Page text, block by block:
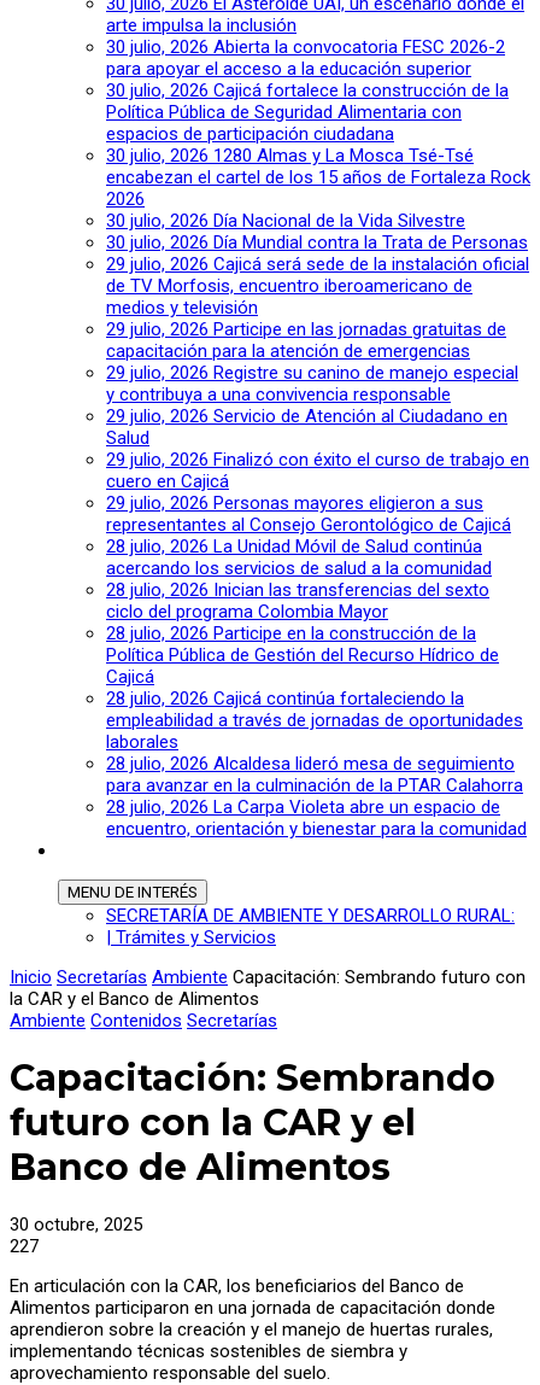
arte impulsa la inclusión
30 julio, 2026 Abierta la convocatoria FESC 2026-2
para apoyar el acceso a la educación superior
30 julio, 2026 Cajicá fortalece la construcción de la
Política Pública de Seguridad Alimentaria con
espacios de participación ciudadana
30 julio, 2026 1280 Almas y La Mosca Tsé-Tsé
encabezan el cartel de los 15 años de Fortaleza Rock
2026
30 julio, 2026 Día Nacional de la Vida Silvestre
30 julio, 2026 Día Mundial contra la Trata de Personas
29 julio, 2026 Cajicá será sede de la instalación oficial
de TV Morfosis, encuentro iberoamericano de
medios y televisión
29 julio, 2026 Participe en las jornadas gratuitas de
capacitación para la atención de emergencias
29 julio, 2026 Registre su canino de manejo especial
y contribuya a una convivencia responsable
29 julio, 2026 Servicio de Atención al Ciudadano en
Salud
29 julio, 2026 Finalizó con éxito el curso de trabajo en
cuero en Cajicá
29 julio, 2026 Personas mayores eligieron a sus
representantes al Consejo Gerontológico de Cajicá
28 julio, 2026 La Unidad Móvil de Salud continúa
acercando los servicios de salud a la comunidad
28 julio, 2026 Inician las transferencias del sexto
ciclo del programa Colombia Mayor
28 julio, 2026 Participe en la construcción de la
Política Pública de Gestión del Recurso Hídrico de
Cajicá
28 julio, 2026 Cajicá continúa fortaleciendo la
empleabilidad a través de jornadas de oportunidades
laborales
28 julio, 2026 Alcaldesa lideró mesa de seguimiento
para avanzar en la culminación de la PTAR Calahorra
28 julio, 2026 La Carpa Violeta abre un espacio de
encuentro, orientación y bienestar para la comunidad
MENU DE INTERÉS
SECRETARÍA DE AMBIENTE Y DESARROLLO RURAL:
| Trámites y Servicios
Inicio Secretarías Ambiente Capacitación: Sembrando futuro con
la CAR y el Banco de Alimentos
Ambiente Contenidos Secretarías
Capacitación: Sembrando
futuro con la CAR y el
Banco de Alimentos
30 octubre, 2025
227
En articulación con la CAR, los beneficiarios del Banco de
Alimentos participaron en una jornada de capacitación donde
aprendieron sobre la creación y el manejo de huertas rurales,
implementando técnicas sostenibles de siembra y
aprovechamiento responsable del suelo.